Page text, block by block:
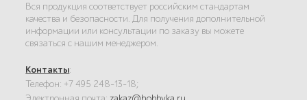
Вся продукция соответствует российским стандартам
качества и безопасности. Для получения дополнительной
информации или консультации по заказу вы можете
связаться с нашим менеджером.
Контакты:
Телефон: +7 495 248-13-18;